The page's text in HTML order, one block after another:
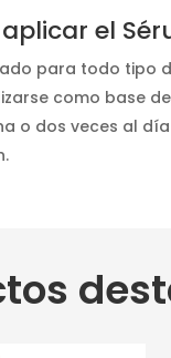
el
para todo tipo
como base
o dos veces al